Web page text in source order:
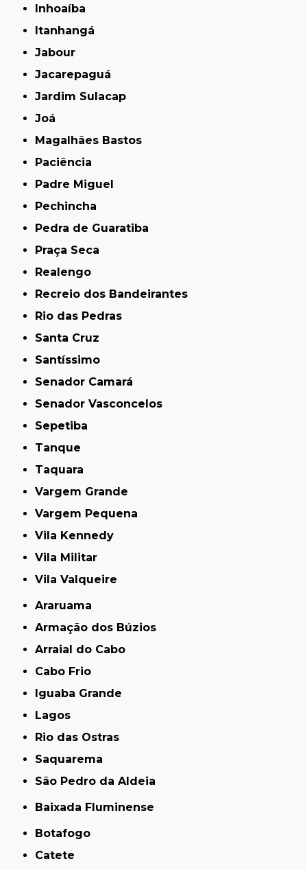
Inhoaíba
Itanhangá
Jabour
Jacarepaguá
Jardim Sulacap
Joá
Magalhães Bastos
Paciência
Padre Miguel
Pechincha
Pedra de Guaratiba
Praça Seca
Realengo
Recreio dos Bandeirantes
Rio das Pedras
Santa Cruz
Santíssimo
Senador Camará
Senador Vasconcelos
Sepetiba
Tanque
Taquara
Vargem Grande
Vargem Pequena
Vila Kennedy
Vila Militar
Vila Valqueire
Araruama
Armação dos Búzios
Arraial do Cabo
Cabo Frio
Iguaba Grande
Lagos
Rio das Ostras
Saquarema
São Pedro da Aldeia
Baixada Fluminense
Botafogo
Catete